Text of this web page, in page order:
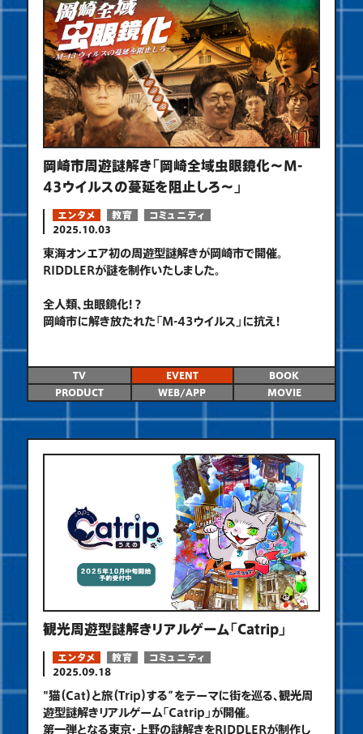
岡崎市周遊謎解き「岡崎全域虫眼鏡化～M-
43ウイルスの蔓延を阻止しろ～」
エンタメ 教育
コミュニティ
2025.10.03
東海オンエア初の周遊型謎解きが岡崎市で開催。
RIDDLERが謎を制作いたしました。
全人類、虫眼鏡化！？
岡崎市に解き放たれた「M-43ウイルス」に抗え！
TV EVENT
BOOK
PRODUCT
WEB/APP MOVIE
観光周遊型謎解きリアルゲーム「Catrip」
エンタメ 教育
コミュニティ
2025.09.18
"猫（Cat）と旅（Trip）する”をテーマに街を巡る、観光周
遊型謎解きリアルゲーム「Catrip」が開催。
第一弾となる東京・上野の謎解きをRIDDLERが制作し